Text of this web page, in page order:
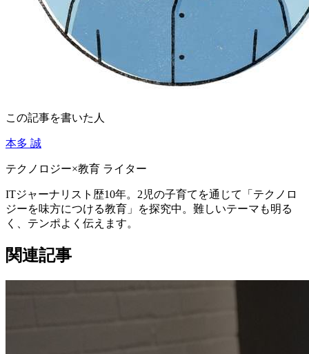
この記事を書いた人
本多 誠
テクノロジー×教育 ライター
ITジャーナリスト歴10年。2児の子育てを通じて「テクノロ
ジーを味方につける教育」を探究中。難しいテーマも明る
く、テンポよく伝えます。
関連記事